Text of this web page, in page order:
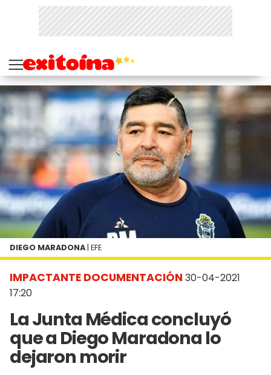
IMPACTANTE DOCUMENTACIÓN 30-04-2021
17:20
La Junta Médica concluyó
que a Diego Maradona lo
dejaron morir
DIEGO MARADONA | EFE